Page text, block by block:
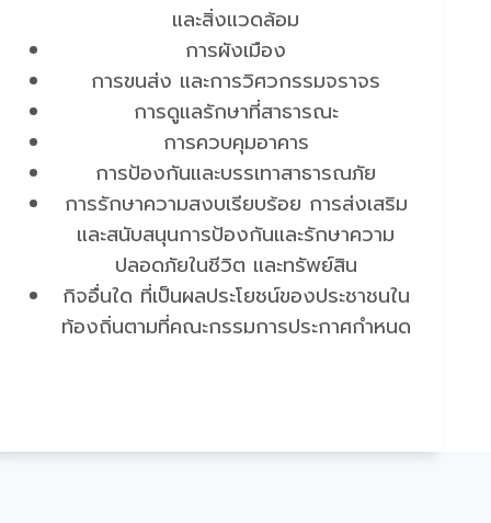
และสิ่งแวดล้อม
การผังเมือง
การขนส่ง และการวิศวกรรมจราจร
การดูแลรักษาที่สาธารณะ
การควบคุมอาคาร
การป้องกันและบรรเทาสาธารณภัย
การรักษาความสงบเรียบร้อย การส่งเสริม
และสนับสนุนการป้องกันและรักษาความ
ปลอดภัยในชีวิต และทรัพย์สิน
กิจอื่นใด ที่เป็นผลประโยชน์ของประชาชนใน
ท้องถิ่นตามที่คณะกรรมการประกาศกำหนด